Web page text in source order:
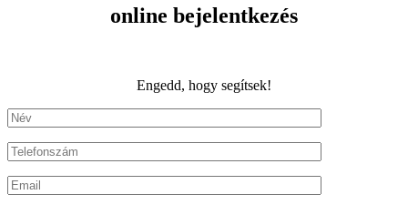
online bejelentkezés
Engedd, hogy segítsek!